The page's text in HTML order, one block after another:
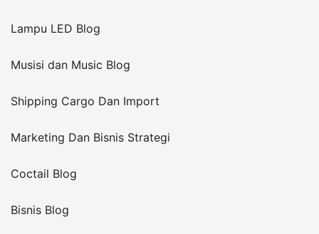
Lampu LED Blog
Musisi dan Music Blog
Shipping Cargo Dan Import
Marketing Dan Bisnis Strategi
Coctail Blog
Bisnis Blog